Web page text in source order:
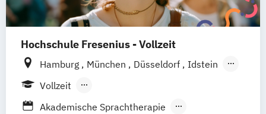
Hochschule Fresenius - Vollzeit
Hamburg München Düsseldorf
Idstein
Berlin
Vollzeit
Berufsbegleitendes Präsenzstudium
Akademische Sprachtherapie